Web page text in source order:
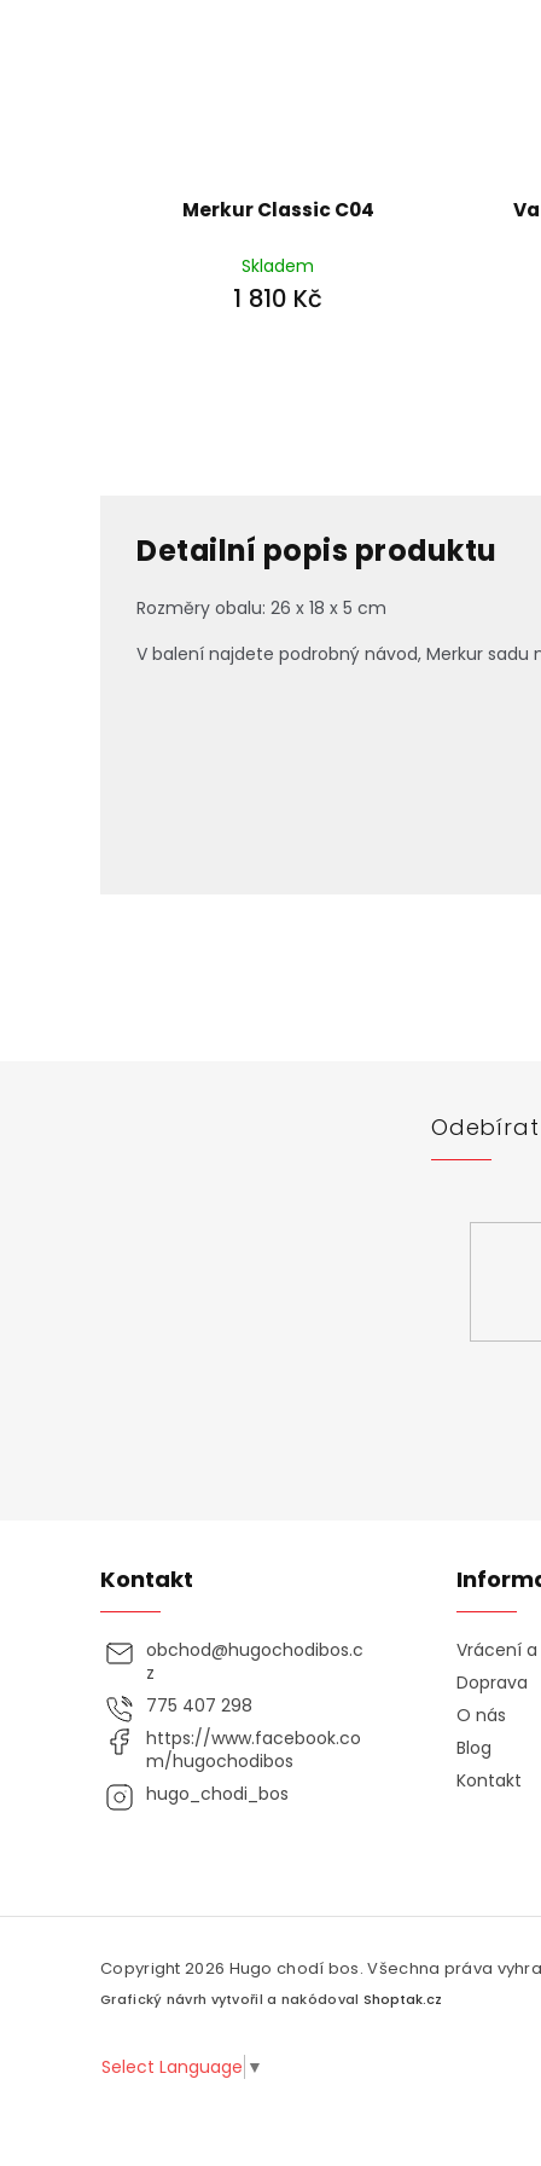
Merkur Classic C04
Skladem
1 810 Kč
Detailní popis produktu
Rozměry obalu: 26 x 18 x 5 cm
V balení najdete podrobný návod, Merkur sadu
Kontakt
obchod@hugochodibos.c
z
775 407 298
https://www.facebook.co
m/hugochodibos
hugo_chodi_bos
Vrácení
Doprava
O nás
Blog
Kontakt
Copyright 2026 Hugo chodí bos. Všechna práva
Grafický návrh vytvořil a nakódoval Shoptak.cz
Select Language ▼